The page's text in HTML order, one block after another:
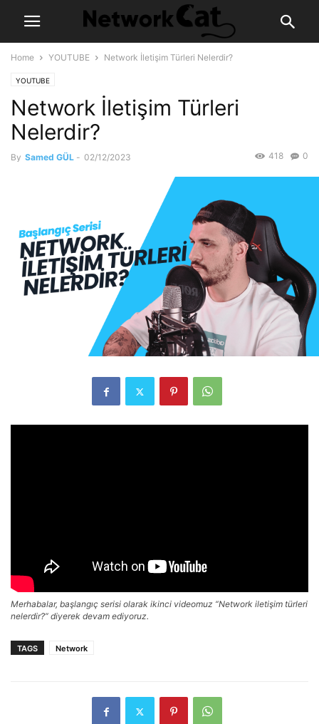
Home YOUTUBE Network İletişim Türleri Nelerdir?
YOUTUBE
Network İletişim Türleri
Nelerdir?
By Samed GÜL - 02/12/2023 0
418
Merhabalar, başlangıç serisi olarak ikinci videomuz “Network iletişim türleri
nelerdir?” diyerek devam ediyoruz.
TAGS Network